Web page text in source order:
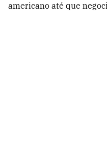
americano até que